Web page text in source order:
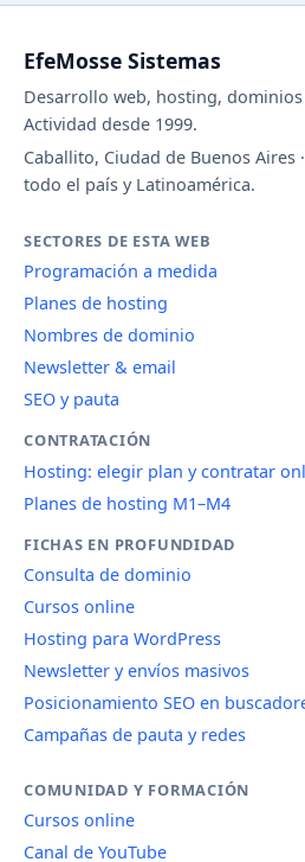
EfeMosse Sistemas
Desarrollo web, hosting,
Actividad desde 1999.
Caballito, Ciudad de Buenos Aires
todo el país y Latinoamérica.
SECTORES DE ESTA WEB
Programación a medida
Planes de hosting
Nombres de dominio
Newsletter & email
SEO y pauta
CONTRATACIÓN
Hosting: elegir plan y contratar
Planes de hosting M1–M4
FICHAS EN PROFUNDIDAD
Consulta de dominio
Cursos online
Hosting para WordPress
Newsletter y envíos masivos
Posicionamiento SEO en
Campañas de pauta y redes
COMUNIDAD Y FORMACIÓN
Cursos online
Canal de YouTube